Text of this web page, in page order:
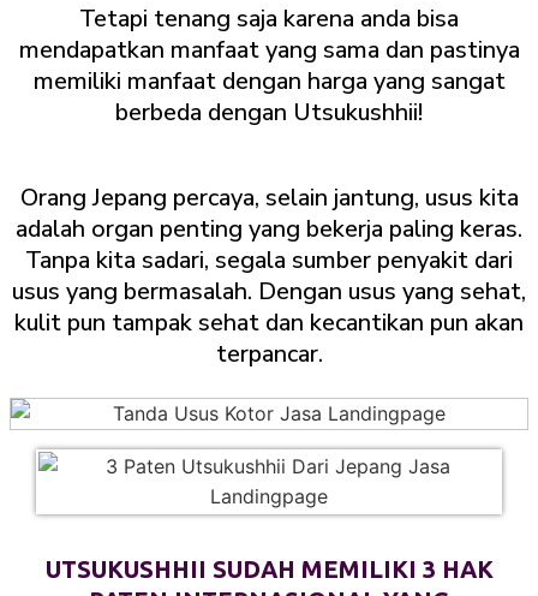
Tetapi tenang saja karena anda bisa
mendapatkan manfaat yang sama dan pastinya
memiliki manfaat dengan harga yang sangat
berbeda dengan Utsukushhii!
Orang Jepang percaya, selain jantung, usus kita
adalah organ penting yang bekerja paling keras.
Tanpa kita sadari, segala sumber penyakit dari
usus yang bermasalah. Dengan usus yang sehat,
kulit pun tampak sehat dan kecantikan pun akan
terpancar.
UTSUKUSHHII SUDAH MEMILIKI 3 HAK